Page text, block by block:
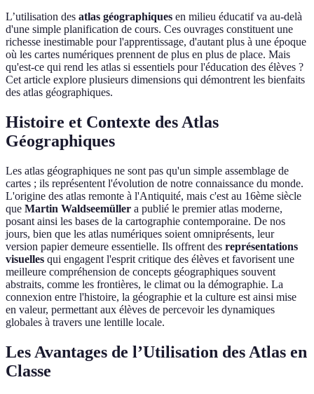
L’utilisation des atlas géographiques en milieu éducatif va au-delà
d'une simple planification de cours. Ces ouvrages constituent une
richesse inestimable pour l'apprentissage, d'autant plus à une époque
où les cartes numériques prennent de plus en plus de place. Mais
qu'est-ce qui rend les atlas si essentiels pour l'éducation des élèves ?
Cet article explore plusieurs dimensions qui démontrent les bienfaits
des atlas géographiques.
Histoire et Contexte des Atlas
Géographiques
Les atlas géographiques ne sont pas qu'un simple assemblage de
cartes ; ils représentent l'évolution de notre connaissance du monde.
L'origine des atlas remonte à l'Antiquité, mais c'est au 16ème siècle
que Martin Waldseemüller a publié le premier atlas moderne,
posant ainsi les bases de la cartographie contemporaine. De nos
jours, bien que les atlas numériques soient omniprésents, leur
version papier demeure essentielle. Ils offrent des représentations
visuelles qui engagent l'esprit critique des élèves et favorisent une
meilleure compréhension de concepts géographiques souvent
abstraits, comme les frontières, le climat ou la démographie. La
connexion entre l'histoire, la géographie et la culture est ainsi mise
en valeur, permettant aux élèves de percevoir les dynamiques
globales à travers une lentille locale.
Les Avantages de l’Utilisation des Atlas en
Classe